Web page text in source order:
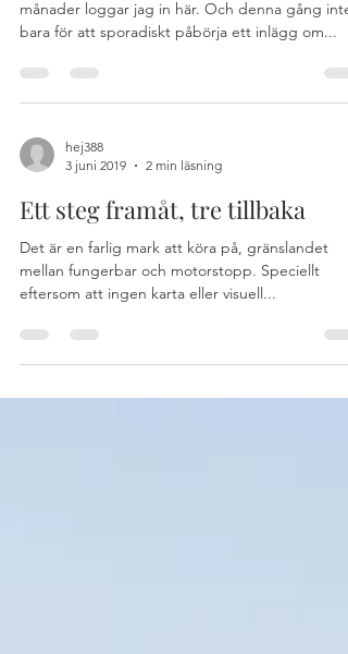
Hej godingar, för första gången på över tre
månader loggar jag in här. Och denna gång inte
bara för att sporadiskt påbörja ett inlägg om...
3 juni 2019
2 min läsning
Ett steg framåt, tre tillbaka
Det är en farlig mark att köra på, gränslandet
mellan fungerbar och motorstopp. Speciellt
eftersom att ingen karta eller visuell...